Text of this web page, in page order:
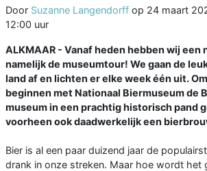
Door Suzanne Langendorff op 24 maart
12:00 uur
ALKMAAR - Vanaf heden hebben wij een
namelijk de museumtour! We gaan de
land af en lichten er elke week één uit.
beginnen met Nationaal Biermuseum de
museum in een prachtig historisch pand
voorheen ook daadwerkelijk een
Bier is al een paar duizend jaar de
drank in onze streken. Maar hoe wordt het